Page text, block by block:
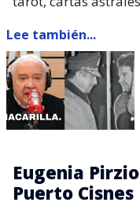
Lee también...
Eugenia
Puerto Cisnes